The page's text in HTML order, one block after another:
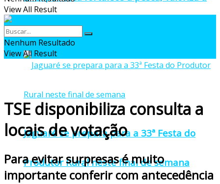
cultura local e movimenta Itaipava
Jaguaré se prepara para a 33ª Festa do
Produtor Rural neste final de semana
View All Result
Nenhum Resultado
View All Result
TSE disponibiliza consulta a
locais de votação
Para evitar surpresas é muito
importante conferir com antecedência